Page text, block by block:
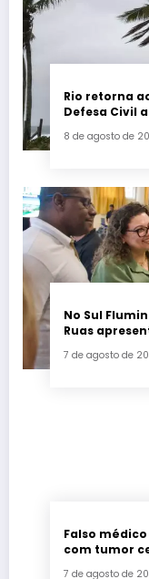
Rio retorna
Defesa Civil
8 de agosto de
No Sul
Ruas
7 de agosto de
Falso
com tumor
7 de agosto de